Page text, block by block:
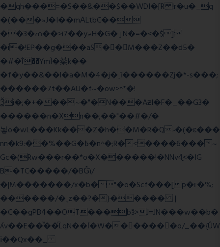
�qh���=�S��&��$��WDI�[R !r�u�_q
�(���»J�I��mΑLtbC��
��3�ߘ��>i7��yޠH�G�ٳN�=�<�$]
�i�!EP��g���aS��M���Z��d5�
�#�ΐ��YmÌ�棻k��
�f�y��&��l�a�M�4�j�ˎī������Zj�*-s���;
������7t� �AU�f~�ow>^*�!
Ѯi�;�+���~�"�N���AƶI�F�_��G3�
������n�Xn��;��"��#�/�
뇧o�wL���Kk���Z�h��M�R�Q˶�(�ɛ���
nn�k9:��%��G�߿�n^�;R�<����6���~
Gc�(Rw���r��*o�X������!�NNv4̙<�IG
B�TC�����/�BĜï/
�|M�������/x�b�"�o�Scf���[p�г�%;
������/�˱z��?�}����� |
�C��gPB4��OT���bӟ>J=JN���w��b�
ʎv��E��ͫ��ͫLqN��ſ�W���ً����o/_��{ÛW
ї��Qx��_